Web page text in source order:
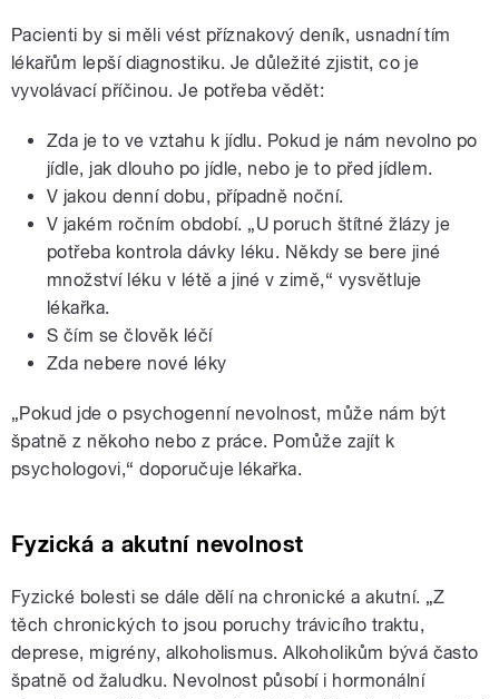
Pacienti by si měli vést příznakový deník, usnadní tím
lékařům lepší diagnostiku. Je důležité zjistit, co je
vyvolávací příčinou. Je potřeba vědět:
Zda je to ve vztahu k jídlu. Pokud je nám nevolno po
jídle, jak dlouho po jídle, nebo je to před jídlem.
V jakou denní dobu, případně noční.
V jakém ročním období. „U poruch štítné žlázy je
potřeba kontrola dávky léku. Někdy se bere jiné
množství léku v létě a jiné v zimě,“ vysvětluje
lékařka.
S čím se člověk léčí
Zda nebere nové léky
„Pokud jde o psychogenní nevolnost, může nám být
špatně z někoho nebo z práce. Pomůže zajít k
psychologovi,“ doporučuje lékařka.
Fyzická a akutní nevolnost
Fyzické bolesti se dále dělí na chronické a akutní. „Z
těch chronických to jsou poruchy trávicího traktu,
deprese, migrény, alkoholismus. Alkoholikům bývá často
špatně od žaludku. Nevolnost působí i hormonální